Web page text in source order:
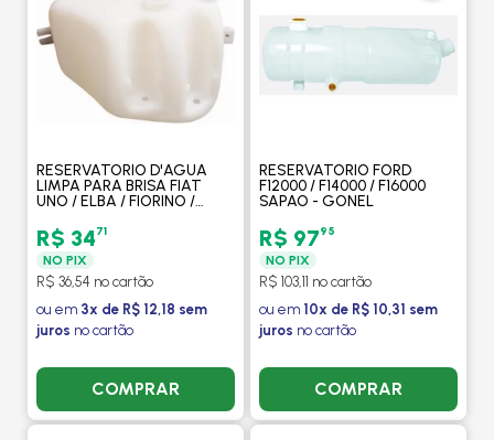
RESERVATORIO D'AGUA
LIMPA PARA BRISA FIAT
UNO / ELBA / FIORINO /
R$ 3471
NO PIX
R$ 36,54 no cartão
ou em 3x de R$ 12,18 sem
juros no cartão
COMPRAR
RESERVATORIO FORD
F12000 / F14000 / F16000
SAPAO - GONEL
R$ 9795
NO PIX
R$ 103,11 no cartão
ou em 10x de R$ 10,31 sem
juros no cartão
COMPRAR